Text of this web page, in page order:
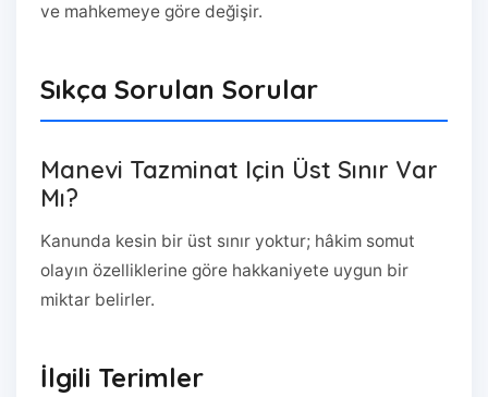
ve mahkemeye göre değişir.
Sıkça Sorulan Sorular
Manevi Tazminat Için Üst Sınır Var
Mı?
Kanunda kesin bir üst sınır yoktur; hâkim somut
olayın özelliklerine göre hakkaniyete uygun bir
miktar belirler.
İlgili Terimler